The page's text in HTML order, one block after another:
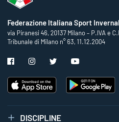
Federazione Italiana Sport
via Piranesi 46, 20137 Milano – P.IVA e
Tribunale di Milano n° 63, 11.12.2004
DISCIPLINE